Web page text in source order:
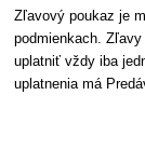
Zľavový poukaz je
podmienkach.
uplatniť vždy iba
uplatnenia má